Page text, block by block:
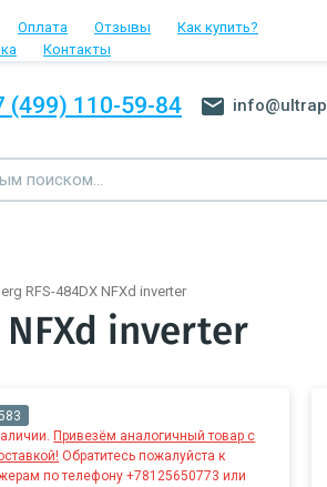
Оплата Отзывы
Как купить?
Контакты
(499) 110-59-84
RFS-484DX NFXd inverter
inverter
Привезём аналогичный товар с
Обратитесь пожалуйста к
по телефону +78125650773 или